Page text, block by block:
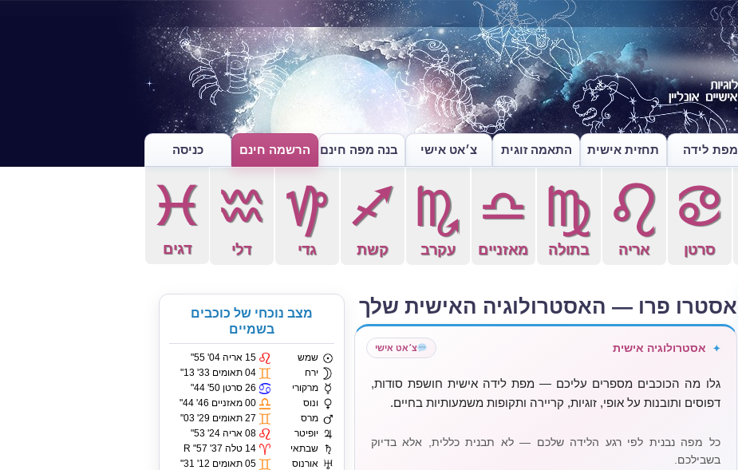
מפת לידה תחזית אישית התאמה זוגית צ׳אט אישי בנה מפה חינם הרשמה חינם כניסה
f
סרטן
g
אריה
h
בתולה
j
מאזניים
k
עקרב
l
קשת
z
גדי
x
דלי
c
דגים
אסטרו פרו — האסטרולוגיה האישית שלך
✦ אסטרולוגיה אישית צ׳אט אישי
גלו מה הכוכבים מספרים עליכם — מפת לידה אישית חושפת סודות,
דפוסים ותובנות על אופי, זוגיות, קריירה ותקופות משמעותיות בחיים.
כל מפה נבנית לפי רגע הלידה שלכם — לא תבנית כללית, אלא בדיוק
בשבילכם.
מצב נוכחי של כוכבים
בשמיים
שמש
ירח
מרקורי
ונוס
מרס
יופיטר
שבתאי
אורנוס
15 אריה 04' 55"
04 תאומים 33' 13"
26 סרטן 50' 44"
00 מאזניים 46' 44"
27 תאומים 29' 03"
08 אריה 24' 53"
14 טלה 37' 57" R
05 תאומים 12' 31"